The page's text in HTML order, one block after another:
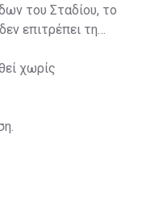
του Σταδίου, το
επιτρέπει τη
χωρίς